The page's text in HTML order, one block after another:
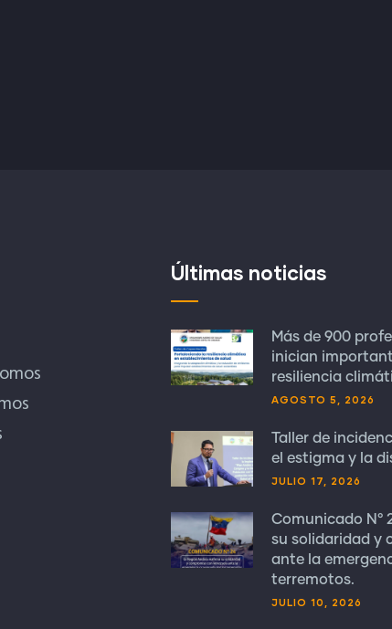
Últimas noticias
Más de 900
inician
resiliencia
AGOSTO 5, 2026
Taller de
el estigma y la
JULIO 17, 2026
Comunicado N°
su solidaridad y
ante la
terremotos.
JULIO 10, 2026